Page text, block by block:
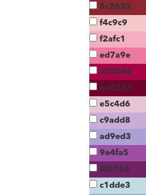
8c2633
f4c9c9
f2afc1
ed7a9e
a50544
6e022d
e5c4d6
c9add8
ad9ed3
9e4fa5
6f2163
c1dde3